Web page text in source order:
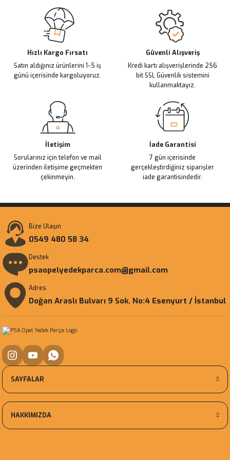
Ürün fiyatı diğer sitelerden daha pahalı.
Bu ürüne benzer farklı alternatifler olmalı.
(0.0 )
951,14 TL
Stokta Yok
Opel Combo C Far Ayar Motoru 2004-2011 Model Yılları
(0.0 )
2.165,24 TL
Hızlı Kargo Fırsatı
Satın aldığınız ürünlerini 1-5 iş
günü içerisinde kargoluyoruz.
Güvenli Alışveriş
Kredi kartı alışverişlerinde 256
bit SSL Güvenlik sistemini
kullanmaktayız.
İletişim
Sorularınız için telefon ve mail
üzerinden iletişime geçmekten
çekinmeyin.
İade Garantisi
7 gün içerisinde
gerçekleştirdiğiniz siparişler
iade garantisindedir.
Bize Ulaşın
0549 480 58 34
Destek
psaopelyedekparca.com@gmail.com
Adres
Doğan Araslı Bulvarı 9 Sok. No:4 Esenyurt / İstanbul
SAYFALAR
HAKKIMIZDA